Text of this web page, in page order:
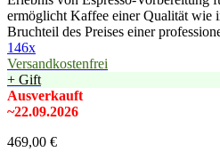
ermöglicht Kaffee einer Qualität wie
Bruchteil des Preises einer
146x
Versandkostenfrei
+ Gift
Ausverkauft
~22.09.2026
469,00 €